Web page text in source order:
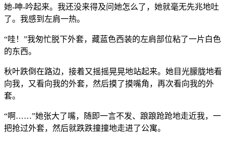
她-呻-吟起来。我还没来得及问她怎么了，她就毫无先兆地吐
了。我感到左肩一热。
“哇！”我匆忙脱下外套，藏蓝色西装的左肩部位粘了一片白色
的东西。
秋叶跌倒在路边，接着又摇摇晃晃地站起来。她目光朦胧地看
向我，又看向我的外套，然后摸了摸嘴角，再次看向我的外
套。
“啊……”她张大了嘴，随即一言不发、踉踉跄跄地走近我，一
把抢过外套，然后就跌跌撞撞地走进了公寓。